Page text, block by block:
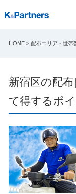
HOME > 配布エリア・世帯
新宿区の配
て得するポ